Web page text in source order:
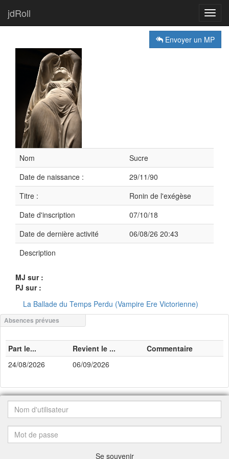
jdRoll
Envoyer un MP
Nom
Sucre
Date de naissance :
29/11/90
Titre :
Ronin de l'exégèse
Date d'inscription
07/10/18
Date de dernière activité
06/08/26 20:43
Description
MJ sur :
PJ sur :
La Ballade du Temps Perdu (Vampire Ere Victorienne)
Absences prévues
Part le... Revient le ...
Commentaire
24/08/2026
06/09/2026
Se souvenir